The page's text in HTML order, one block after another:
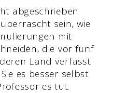
abgeschrieben
sein, wie
mit
die vor fünf
Land verfasst
es besser selbst
es tut.